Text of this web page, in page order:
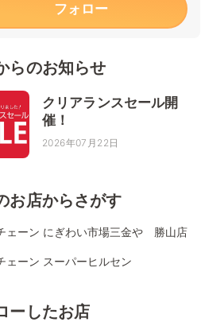
フォロー
らのお知らせ
クリアランスセール開
催！
2026年07月22日
お店からさがす
ェーン にぎわい市場三金や 勝山店
ェーン スーパーヒルセン
ーしたお店